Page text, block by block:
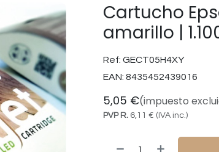
Cartucho
amarillo |
Ref: GECT05H4XY
EAN: 8435452439016
5,05 €(impuesto
PVP R. 6,11 € (IVA inc.)